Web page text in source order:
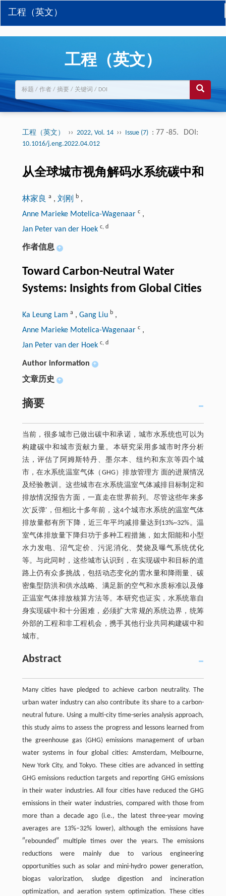
工程（英文）
工程（英文）
工程（英文） ›› 2022, Vol. 14 ›› Issue (7) : 77 -85. DOI:
10.1016/j.eng.2022.04.012
从全球城市视角解码水系统碳中和
林家良 a , 刘刚 b,
Anne Marieke Motelica-Wagenaar c,
Jan Peter van der Hoek c, d
作者信息 +
Toward Carbon-Neutral Water
Systems: Insights from Global Cities
Ka Leung Lam a , Gang Liu b,
Anne Marieke Motelica-Wagenaar c,
Jan Peter van der Hoek c, d
Author information +
文章历史 +
摘要
当前，很多城市已做出碳中和承诺，城市水系统也可以为
构建碳中和城市贡献力量。本研究采用多城市时序分析
法，评估了阿姆斯特丹、墨尔本、纽约和东京等四个城
市，在水系统温室气体（GHG）排放管理方 面的进展情况
及经验教训。这些城市在水系统温室气体减排目标制定和
排放情况报告方面，一直走在世界前列。尽管这些年来多
次'反弹'，但相比十多年前，这4个城市水系统的温室气体
排放量都有所下降，近三年平均减排量达到13%~32%。温
室气体排放量下降归功于多种工程措施，如太阳能和小型
水力发电、沼气定价、污泥消化、焚烧及曝气系统优化
等。与此同时，这些城市认识到，在实现碳中和目标的道
路上仍有众多挑战，包括动态变化的需水量和降雨量、碳
密集型防洪和供水战略、满足新的空气和水质标准以及修
正温室气体排放核算方法等。本研究也证实，水系统靠自
身实现碳中和十分困难，必须扩大常规的系统边界，统筹
外部的工程和非工程机会，携手其他行业共同构建碳中和
城市。
Abstract
Many cities have pledged to achieve carbon neutrality. The
urban water industry can also contribute its share to a carbon-
neutral future. Using a multi-city time-series analysis approach,
this study aims to assess the progress and lessons learned from
the greenhouse gas (GHG) emissions management of urban
water systems in four global cities: Amsterdam, Melbourne,
New York City, and Tokyo. These cities are advanced in setting
GHG emissions reduction targets and reporting GHG emissions
in their water industries. All four cities have reduced the GHG
emissions in their water industries, compared with those from
more than a decade ago (i.e., the latest three-year moving
averages are 13%–32% lower), although the emissions have
″rebounded″ multiple times over the years. The emissions
reductions were mainly due to various engineering
opportunities such as solar and mini-hydro power generation,
biogas valorization, sludge digestion and incineration
optimization, and aeration system optimization. These cities